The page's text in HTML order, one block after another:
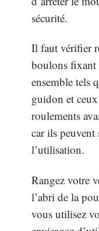
sécurité.
Il faut vérifier
boulons fixant
ensemble tels
guidon et
roulements
car ils peuvent
l’utilisation.
Rangez votre
l’abri de la
vous utilisez